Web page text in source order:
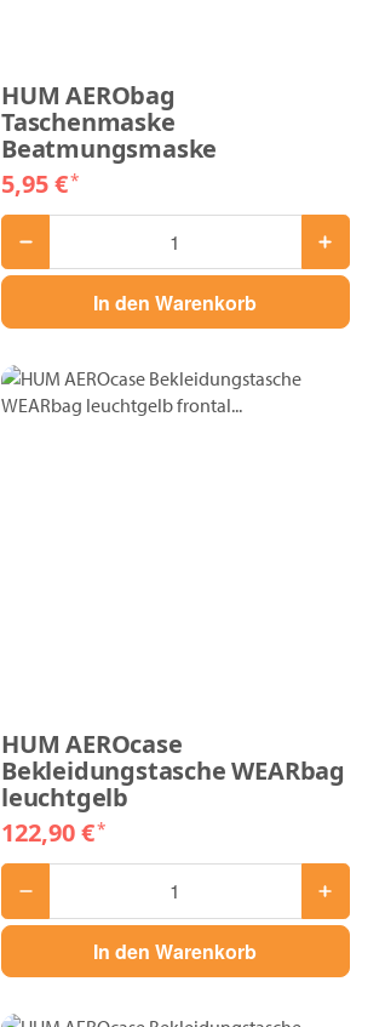
HUM AERObag
Taschenmaske
Beatmungsmaske
5,95 €*
In den Warenkorb
HUM AEROcase
Bekleidungstasche WEARbag
leuchtgelb
122,90 €*
In den Warenkorb